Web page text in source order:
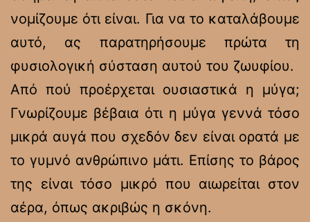
νομίζουμε ότι είναι. Για να το καταλάβουμε
αυτό, ας παρατηρήσουμε πρώτα τη
φυσιολογική σύσταση αυτού του ζωυφίου.
Από πού προέρχεται ουσιαστικά η μύγα;
Γνωρίζουμε βέβαια ότι η μύγα γεννά τόσο
μικρά αυγά που σχεδόν δεν είναι ορατά με
το γυμνό ανθρώπινο μάτι. Επίσης το βάρος
της είναι τόσο μικρό που αιωρείται στον
αέρα, όπως ακριβώς η σκόνη.